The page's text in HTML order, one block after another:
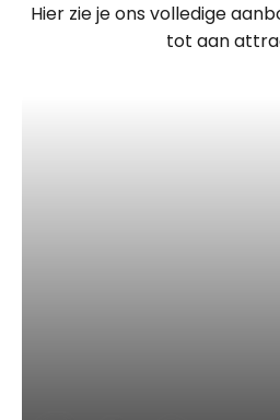
Hier zie je ons volledige
tot aan